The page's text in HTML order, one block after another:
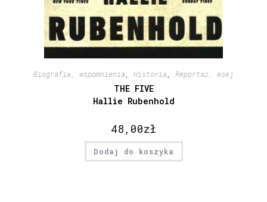
Biografia, wspomnienia Historia Reportaż, esej
THE FIVE
Hallie Rubenhold
48,00zł
Dodaj do koszyka